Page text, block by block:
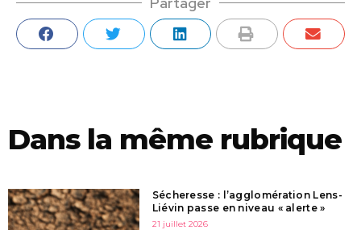
Dans la même rubrique
Sécheresse : l’agglomération Lens-
Liévin passe en niveau « alerte »
21 juillet 2026